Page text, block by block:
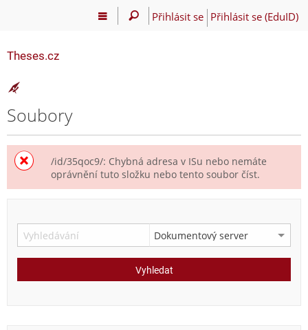
Přihlásit se Přihlásit se (EduID)
Theses.cz
Soubory
/id/35qoc9/: Chybná adresa v ISu nebo nemáte
oprávnění tuto složku nebo tento soubor číst.
Vyhledat